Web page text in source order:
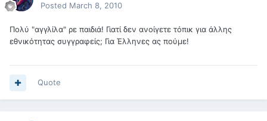
Posted March 8, 2010
Πολύ "αγγλίλα" ρε παιδιά! Γιατί δεν ανοίγετε τόπικ για άλλης
εθνικότητας συγγραφείς; Για Έλληνες ας πούμε!
Quote